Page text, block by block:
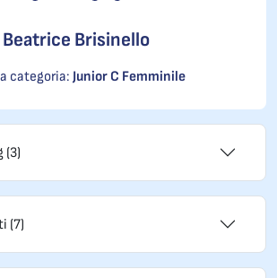
Beatrice Brisinello
categoria: Junior C Femminile
(3)
(7)